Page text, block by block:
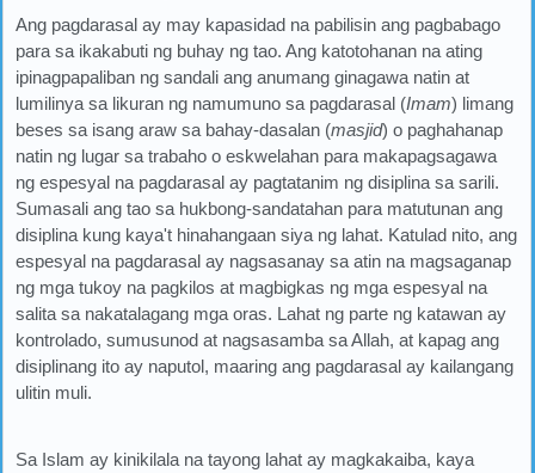
Ang pagdarasal ay may kapasidad na pabilisin ang pagbabago
para sa ikakabuti ng buhay ng tao. Ang katotohanan na ating
ipinagpapaliban ng sandali ang anumang ginagawa natin at
lumilinya sa likuran ng namumuno sa pagdarasal (Imam) limang
beses sa isang araw sa bahay-dasalan (masjid) o paghahanap
natin ng lugar sa trabaho o eskwelahan para makapagsagawa
ng espesyal na pagdarasal ay pagtatanim ng disiplina sa sarili.
Sumasali ang tao sa hukbong-sandatahan para matutunan ang
disiplina kung kaya't hinahangaan siya ng lahat. Katulad nito, ang
espesyal na pagdarasal ay nagsasanay sa atin na magsaganap
ng mga tukoy na pagkilos at magbigkas ng mga espesyal na
salita sa nakatalagang mga oras. Lahat ng parte ng katawan ay
kontrolado, sumusunod at nagsasamba sa Allah, at kapag ang
disiplinang ito ay naputol, maaring ang pagdarasal ay kailangang
ulitin muli.
Sa Islam ay kinikilala na tayong lahat ay magkakaiba, kaya